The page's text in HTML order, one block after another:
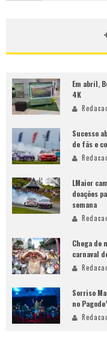
Em abril,
4K
Sucesso
de fãs e
LMaior
doações
semana
Chega de
carnaval
Sorriso
no